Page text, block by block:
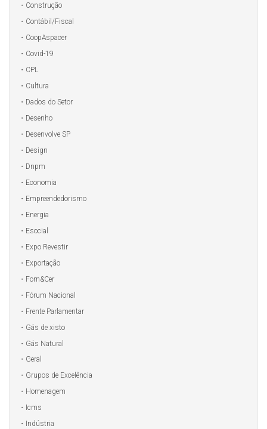
Construção
Contábil/Fiscal
CoopAspacer
Covid-19
CPL
Cultura
Dados do Setor
Desenho
Desenvolve SP
Design
Dnpm
Economia
Empreendedorismo
Energia
Esocial
Expo Revestir
Exportação
Forn&Cer
Fórum Nacional
Frente Parlamentar
Gás de xisto
Gás Natural
Geral
Grupos de Excelência
Homenagem
Icms
Indústria